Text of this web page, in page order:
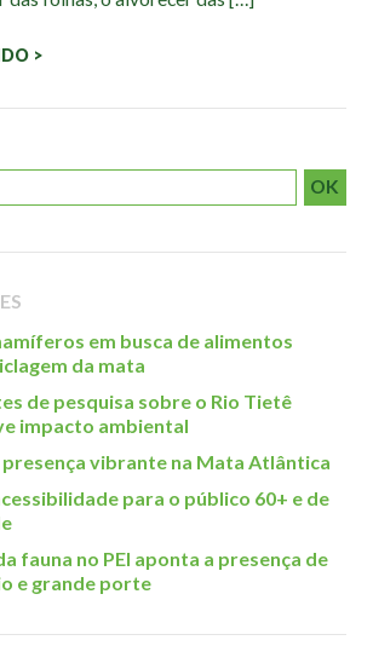
>
OK
em busca de alimentos
da mata
de pesquisa sobre o Rio Tietê
impacto ambiental
presença vibrante na Mata Atlântica
para o público 60+ e de
fauna no PEI aponta a presença de
e grande porte